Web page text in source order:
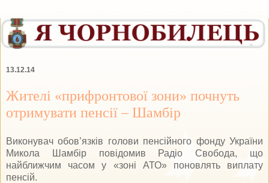
13.12.14
Жителі «прифронтової зони» почнуть
отримувати пенсії – Шамбір
Виконувач обов’язків голови пенсійного фонду України
Микола Шамбір повідомив Радіо Свобода, що
найближчим часом у «зоні АТО» поновлять виплату
пенсій.